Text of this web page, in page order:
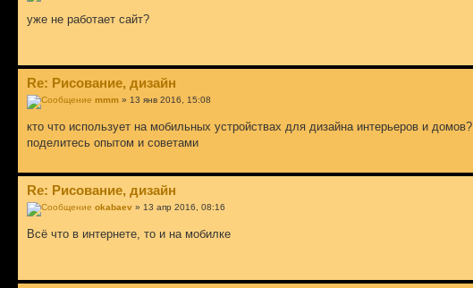
уже не работает сайт?
Re: Рисование, дизайн
mmm » 13 янв 2016, 15:08
кто что использует на мобильных устройствах для дизайна интерьеров и домов?
поделитесь опытом и советами
Re: Рисование, дизайн
okabaev » 13 апр 2016, 08:16
Всё что в интернете, то и на мобилке